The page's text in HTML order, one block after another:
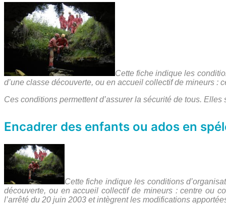
Cette fiche indique les
d’une classe découverte, ou en accueil collectif de mineurs
Ces conditions permettent d’assurer la sécurité de tous.
Encadrer des enfants ou ados en
Cette fiche indique les conditions
découverte, ou en accueil collectif de mineurs : centre ou
l’arrêté du 20 juin 2003 et intègrent les modifications